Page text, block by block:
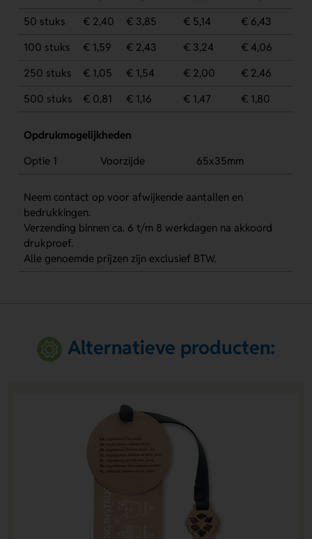
50 stuks
€ 2,40 € 3,85 € 5,14
€ 6,43
100 stuks
€ 1,59 € 2,43 € 3,24
€ 4,06
250 stuks
€ 1,05 € 1,54 € 2,00
€ 2,46
500 stuks
€ 0,81 € 1,16 € 1,47 € 1,80
Opdrukmogelijkheden
Optie 1
Voorzijde 65x35mm
Neem contact op voor afwijkende aantallen en
bedrukkingen.
Verzending binnen ca. 6 t/m 8 werkdagen na akkoord
drukproef.
Alle genoemde prijzen zijn exclusief BTW.
Alternatieve producten: